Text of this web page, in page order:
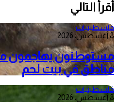
أقرأ التالي
فلسطينيات
8 أغسطس، 2026
مستوطنون يهاجمون
مناطق في بيت لحم
فلسطينيات
8 أغسطس، 2026